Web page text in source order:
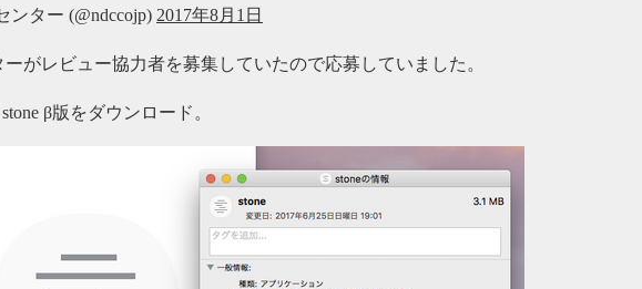
ター (@ndccojp) 2017年8月1日
がレビュー協力者を募集していたので応募していました。
β版をダウンロード。